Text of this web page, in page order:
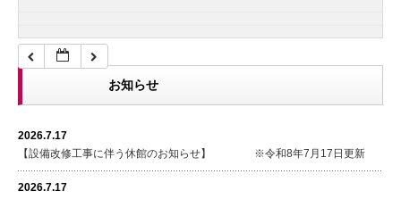
お知らせ
2026.7.17
【設備改修工事に伴う休館のお知らせ】 ※令和8年7月17日更新
2026.7.17